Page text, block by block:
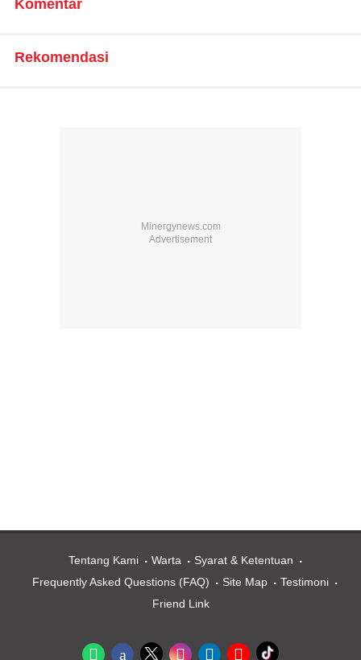
Komentar
Rekomendasi
Tentang Kami Warta
Syarat & Ketentuan
Frequently Asked Questions (FAQ)
Site Map
Testimoni
Friend Link